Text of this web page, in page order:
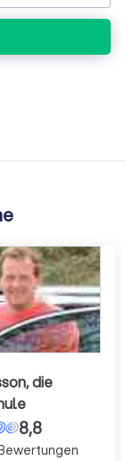
die
8,8